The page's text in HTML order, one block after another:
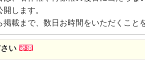
します。
載まで、数日お時間をいただくこと
い